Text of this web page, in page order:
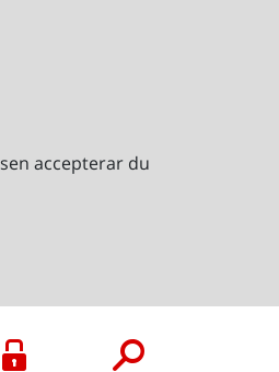
accepterar du